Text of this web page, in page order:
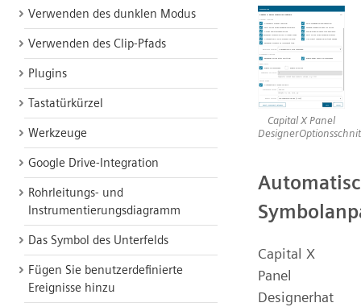
Verwenden des dunklen Modus
Verwenden des Clip-Pfads
Plugins
Tastatürkürzel
Werkzeuge
Google Drive-Integration
Rohrleitungs- und
Instrumentierungsdiagramm
Das Symbol des Unterfelds
Fügen Sie benutzerdefinierte
Ereignisse hinzu
Capital X Panel
Capital X
Panel
Designerhat